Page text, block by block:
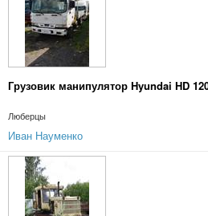
Грузовик манипулятор Hyundai HD
Люберцы
Иван Науменко